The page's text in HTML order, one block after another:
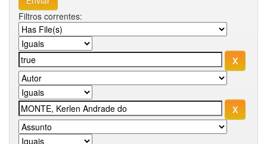
Filtros correntes: